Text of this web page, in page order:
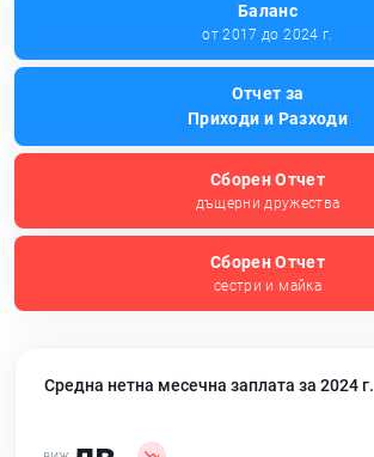
Баланс
от 2017 до 2024 г.
Отчет за
Приходи и Разходи
Сборен Отчет
дъщерни дружества
Сборен Отчет
сестри и майка
Средна нетна месечна заплата за 2024 г.